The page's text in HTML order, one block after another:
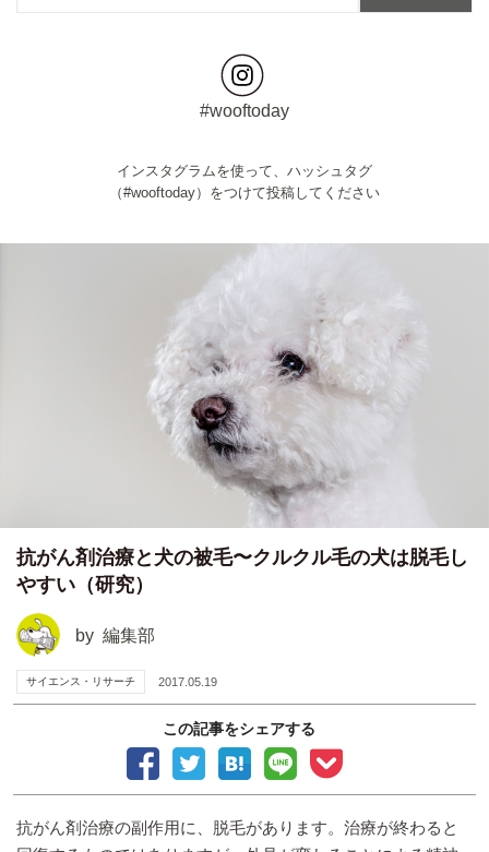
#wooftoday
インスタグラムを使って、ハッシュタグ
（#wooftoday）をつけて投稿してください
抗がん剤治療と犬の被毛〜クルクル毛の犬は脱毛し
やすい（研究）
by 編集部
サイエンス・リサーチ 2017.05.19
この記事をシェアする
抗がん剤治療の副作用に、脱毛があります。治療が終わると